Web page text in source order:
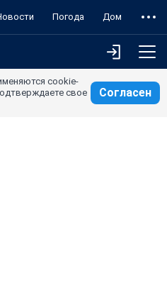
Погода Дом
cookie-
свое
Согласен